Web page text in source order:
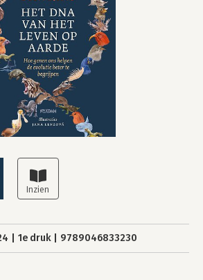
1e druk 9789046833230